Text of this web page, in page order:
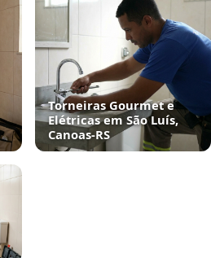
Torneiras Gourmet e
Elétricas em São Luís,
Canoas‑RS